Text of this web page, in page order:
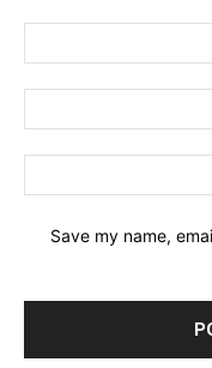
Save my name,